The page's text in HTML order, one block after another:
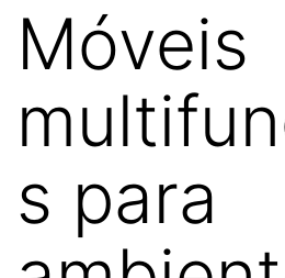
Móveis
s para